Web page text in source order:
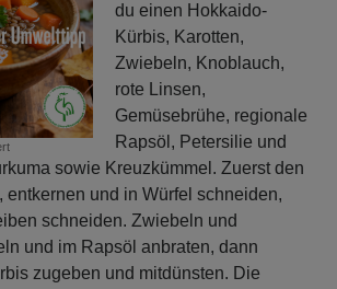
du einen Hokkaido-
Kürbis, Karotten,
Zwiebeln, Knoblauch,
rote Linsen,
Gemüsebrühe, regionale
Rapsöl, Petersilie und
sowie Kreuzkümmel. Zuerst den
entkernen und in Würfel schneiden,
schneiden. Zwiebeln und
und im Rapsöl anbraten, dann
zugeben und mitdünsten. Die